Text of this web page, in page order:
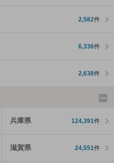
2,582件
6,336件
2,638件
兵庫県 124,391件
滋賀県 24,551件